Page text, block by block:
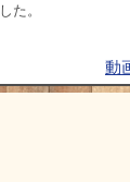
した。
動